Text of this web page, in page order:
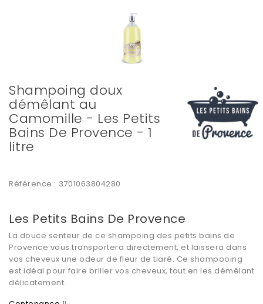
Shampoing doux
démêlant au
Camomille - Les Petits
Bains De Provence - 1
litre
Référence : 3701063804280
Les Petits Bains De Provence
La douce senteur de ce shampoing des petits bains de
Provence vous transportera directement, et laissera dans
vos cheveux une odeur de fleur de tiaré. Ce shampooing
est idéal pour faire briller vos cheveux, tout en les démêlant
délicatement.